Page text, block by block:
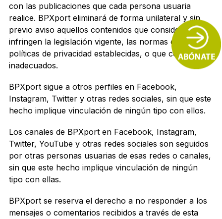
con las publicaciones que cada persona usuaria
realice. BPXport eliminará de forma unilateral y sin
previo aviso aquellos contenidos que considere que
infringen la legislación vigente, las normas de uso y
políticas de privacidad establecidas, o que considere
inadecuados.
BPXport sigue a otros perfiles en Facebook,
Instagram, Twitter y otras redes sociales, sin que este
hecho implique vinculación de ningún tipo con ellos.
Los canales de BPXport en Facebook, Instagram,
Twitter, YouTube y otras redes sociales son seguidos
por otras personas usuarias de esas redes o canales,
sin que este hecho implique vinculación de ningún
tipo con ellas.
BPXport se reserva el derecho a no responder a los
mensajes o comentarios recibidos a través de esta